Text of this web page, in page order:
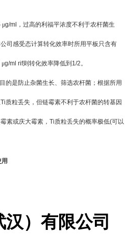
μg/ml ，过高的利福平浓度不利于农杆菌生
司感受态计算转化效率时所用平板只含有
μg/ml rif则转化效率降低到 1/2。
的是防止杂菌生长、筛选农杆菌；根据所用
Ti质粒丢失，但链霉素不利于农杆菌的转基因
素或庆大霉素， Ti质粒丢失的概率极低(可以
）有限公司